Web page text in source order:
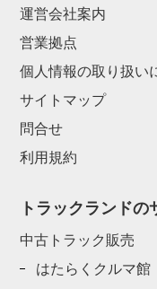
運営会社案内
営業拠点
個人情報の取り扱い
サイトマップ
問合せ
利用規約
トラックランドの
中古トラック販売
はたらくクルマ館